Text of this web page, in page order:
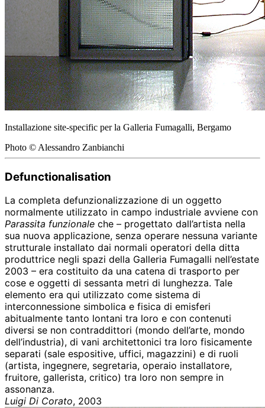
Installazione site-specific per la Galleria Fumagalli, Bergamo
Photo © Alessandro Zanbianchi
Defunctionalisation
La completa defunzionalizzazione di un oggetto
normalmente utilizzato in campo industriale avviene con
Parassita funzionale che – progettato dall’artista nella
sua nuova applicazione, senza operare nessuna variante
strutturale installato dai normali operatori della ditta
produttrice negli spazi della Galleria Fumagalli nell’estate
2003 – era costituito da una catena di trasporto per
cose e oggetti di sessanta metri di lunghezza. Tale
elemento era qui utilizzato come sistema di
interconnessione simbolica e fisica di emisferi
abitualmente tanto lontani tra loro e con contenuti
diversi se non contraddittori (mondo dell’arte, mondo
dell’industria), di vani architettonici tra loro fisicamente
separati (sale espositive, uffici, magazzini) e di ruoli
(artista, ingegnere, segretaria, operaio installatore,
fruitore, gallerista, critico) tra loro non sempre in
assonanza.
Luigi Di Corato, 2003